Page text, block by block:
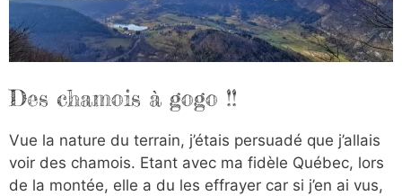
Des chamois à gogo !!
Vue la nature du terrain, j’étais persuadé que j’allais
voir des chamois. Etant avec ma fidèle Québec, lors
de la montée, elle a du les effrayer car si j’en ai vus,